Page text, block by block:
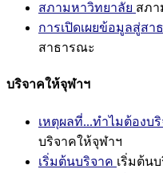
สภามหาวิทยาลัย สภา
การเปิดเผยข้อมูลสู่สา
สาธารณะ
บริจาคให้จุฬาฯ
เหตุผลที่...ทำไมต้องบ
บริจาคให้จุฬาฯ
เริ่มต้นบริจาค เริ่มต้น